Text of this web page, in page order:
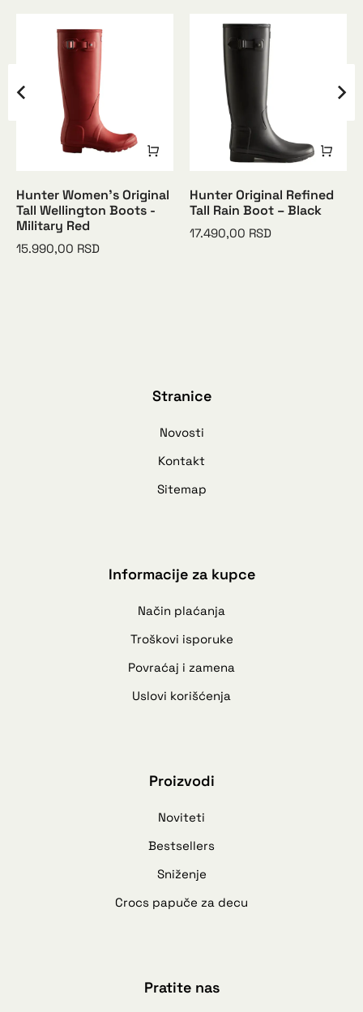
Hunter Women’s Original
Tall Wellington Boots -
Military Red
15.990,00 RSD
Hunter Original Refined
Tall Rain Boot – Black
17.490,00 RSD
Stranice
Novosti
Kontakt
Sitemap
Informacije za kupce
Način plaćanja
Troškovi isporuke
Povraćaj i zamena
Uslovi korišćenja
Proizvodi
Noviteti
Bestsellers
Sniženje
Crocs papuče za decu
Pratite nas